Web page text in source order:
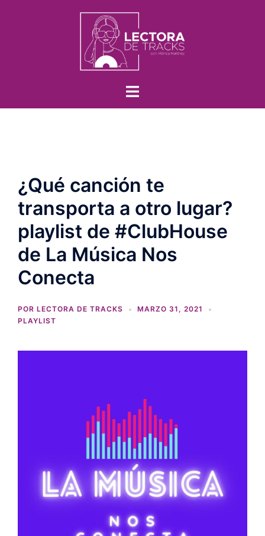
¿Qué canción te
transporta a otro lugar?
playlist de #ClubHouse
de La Música Nos
Conecta
POR LECTORA DE TRACKS
MARZO 31, 2021
PLAYLIST